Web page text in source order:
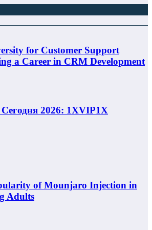
for Customer Support
a Career in CRM Development
2026: 1XVIP1X
of Mounjaro Injection in
Adults